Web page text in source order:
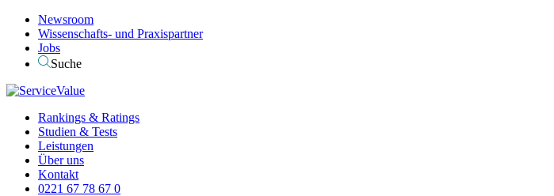
Newsroom
Wissenschafts- und Praxispartner
Jobs
Suche
Rankings & Ratings
Studien & Tests
Leistungen
Über uns
Kontakt
0221 67 78 67 0